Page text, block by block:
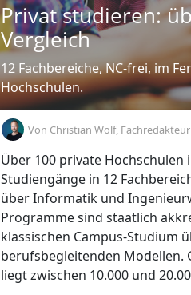
Privat studieren:
Vergleich
12 Fachbereiche, NC-frei, im
Hochschulen.
Von Christian Wolf, Fachredakteur
Über 100 private
Studiengänge in 12
über Informatik und
Programme sind staatlich
klassischen Campus-Studium
berufsbegleitenden Modellen.
liegt zwischen 10.000 und